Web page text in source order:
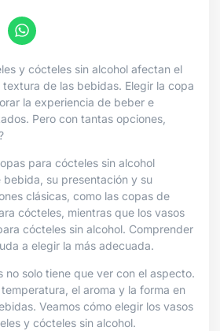
y cócteles sin alcohol afectan el
de las bebidas. Elegir la copa
la experiencia de beber e
Pero con tantas opciones,
para cócteles sin alcohol
su presentación y su
clásicas, como las copas de
cócteles, mientras que los vasos
cócteles sin alcohol. Comprender
a elegir la más adecuada.
no solo tiene que ver con el aspecto.
el aroma y la forma en
Veamos cómo elegir los vasos
y cócteles sin alcohol.